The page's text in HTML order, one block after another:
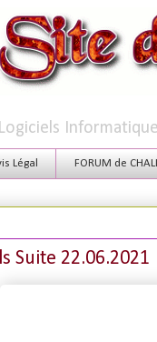
Légal FORUM de
Suite 22.06.2021